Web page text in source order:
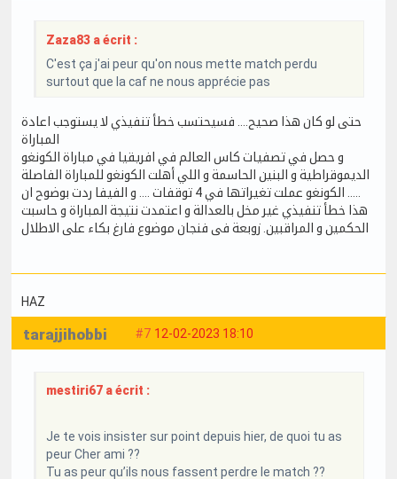
Zaza83 a écrit :
C'est ça j'ai peur qu'on nous mette match perdu
surtout que la caf ne nous apprécie pas
حتى لو كان هذا صحيح.... فسيحتسب خطأ تنفيذي لا يستوجب اعادة
المباراة
و حصل في تصفيات كاس العالم في افريقيا في مباراة الكونغو
الديموقراطية و البنين الحاسمة و اللي أهلت الكونغو للمباراة الفاصلة
..... الكونغو عملت تغيراتها في 4 توقفات .... و الفيفا ردت بوضوح ان
هذا خطأ تنفيذي غير مخل بالعدالة و اعتمدت نتيجة المباراة و حاسبت
الحكمين و المراقبين. زوبعة فى فنجان موضوع فارغ بكاء على الاطلال
HAZ
#7 12-02-2023 18:10
tarajjihobbi
mestiri67 a écrit :
Je te vois insister sur point depuis hier, de quoi tu as
peur Cher ami ??
Tu as peur qu’ils nous fassent perdre le match ??